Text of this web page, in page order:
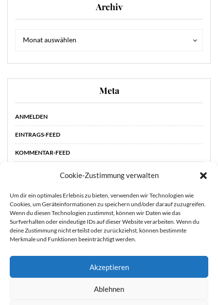
Cookie-Zustimmung verwalten
Um dir ein optimales Erlebnis zu bieten, verwenden wir Technologien wie
Cookies, um Geräteinformationen zu speichern und/oder darauf zuzugreifen.
Wenn du diesen Technologien zustimmst, können wir Daten wie das
Surfverhalten oder eindeutige IDs auf dieser Website verarbeiten. Wenn du
deine Zustimmung nicht erteilst oder zurückziehst, können bestimmte
Merkmale und Funktionen beeinträchtigt werden.
Akzeptieren
Ablehnen
Archiv
Monat auswählen
Meta
ANMELDEN
EINTRAGS-FEED
KOMMENTAR-FEED
STARTSEITE
ÜBER
KOOPERATIONEN
Sie können die Erfassung Ihrer Daten durch Google Analytics
verhindern, indem Sie auf folgenden Link klicken. Es wird ein